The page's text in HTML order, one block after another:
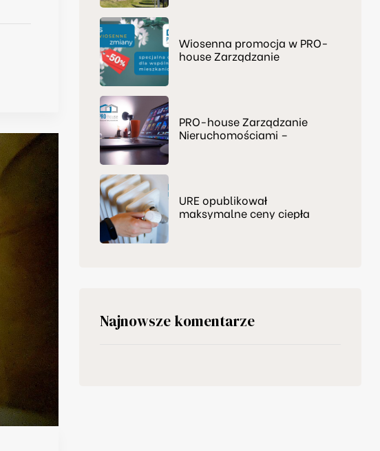
Wiosenna promocja w PRO-
house Zarządzanie
PRO-house Zarządzanie
Nieruchomościami –
URE opublikował
maksymalne ceny ciepła
Najnowsze komentarze